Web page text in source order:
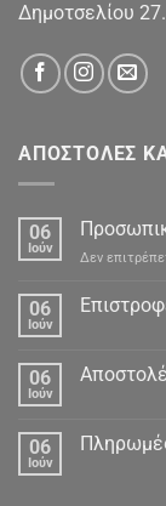
Δημοτσελίου 27.
ΑΠΟΣΤΟΛΕΣ
06
Ιούν
Δεν
06
Ιούν
06
Ιούν
06
Ιούν